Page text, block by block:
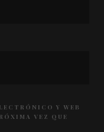
Y WEB
VEZ QUE